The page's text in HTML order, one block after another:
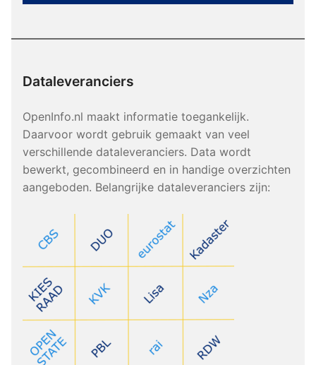
Dataleveranciers
OpenInfo.nl maakt informatie toegankelijk.
Daarvoor wordt gebruik gemaakt van veel
verschillende dataleveranciers. Data wordt
bewerkt, gecombineerd en in handige overzichten
aangeboden. Belangrijke dataleveranciers zijn: